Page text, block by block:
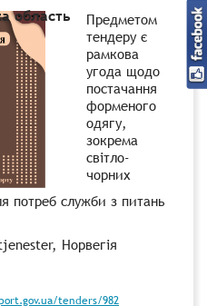
область
Предметом
тендеру є
рамкова
угода щодо
постачання
форменого
одягу,
зокрема
світло-
чорних
потреб служби з питань
Норвегія
tenders/982